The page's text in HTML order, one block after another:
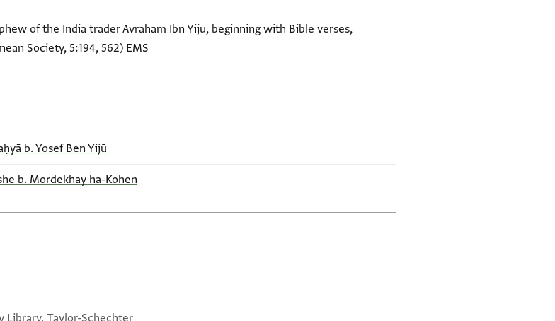
of the India trader Avraham Ibn Yiju, beginning with Bible verses,
Society, 5:194, 562) EMS
b. Yosef Ben Yijū
b. Mordekhay ha-Kohen